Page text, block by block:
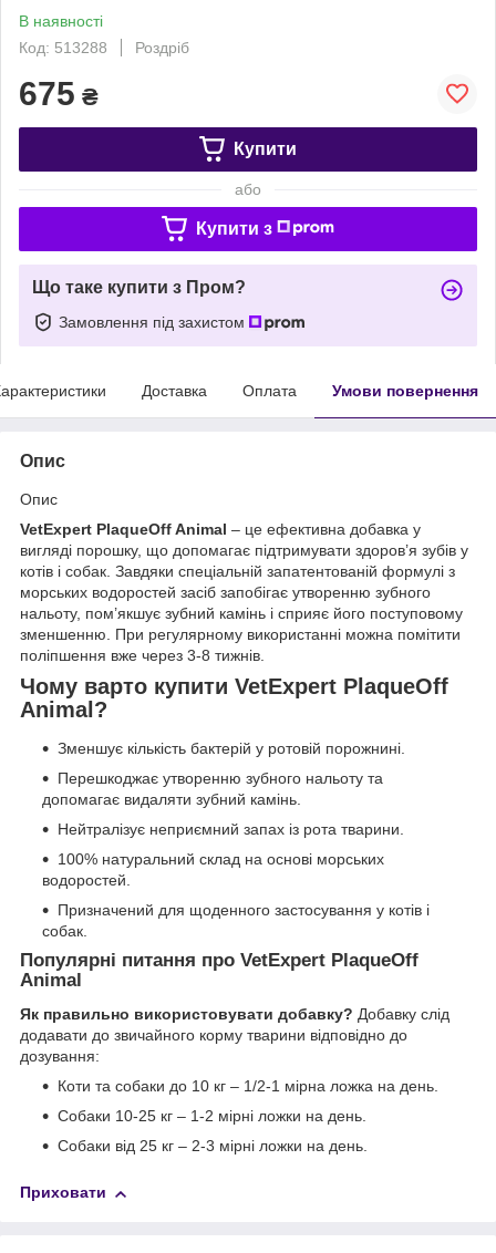
В наявності
Код: 513288
Роздріб
675 ₴
Купити
або
Купити з
Що таке купити з Пром?
Замовлення під захистом
Доставка Оплата Умови повернення
Опис
Опис
VetExpert PlaqueOff Animal – це ефективна добавка у
вигляді порошку, що допомагає підтримувати здоров’я зубів у
котів і собак. Завдяки спеціальній запатентованій формулі з
морських водоростей засіб запобігає утворенню зубного
нальоту, пом’якшує зубний камінь і сприяє його поступовому
зменшенню. При регулярному використанні можна помітити
поліпшення вже через 3-8 тижнів.
Чому варто купити VetExpert PlaqueOff
Animal?
Зменшує кількість бактерій у ротовій порожнині.
Перешкоджає утворенню зубного нальоту та
допомагає видаляти зубний камінь.
Нейтралізує неприємний запах із рота тварини.
100% натуральний склад на основі морських
водоростей.
Призначений для щоденного застосування у котів і
собак.
Популярні питання про VetExpert PlaqueOff
Animal
Як правильно використовувати добавку? Добавку слід
додавати до звичайного корму тварини відповідно до
дозування:
Коти та собаки до 10 кг – 1/2-1 мірна ложка на день.
Собаки 10-25 кг – 1-2 мірні ложки на день.
Собаки від 25 кг – 2-3 мірні ложки на день.
Приховати